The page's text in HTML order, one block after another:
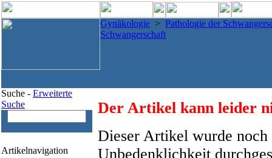
Gynäkologie > Pathologie der
Schwangerschaft
Suche - Erweiterte
Suche
Artikelnavigation
Der Artikel kann leider
Dieser Artikel wurde
Unbedenklichkeit